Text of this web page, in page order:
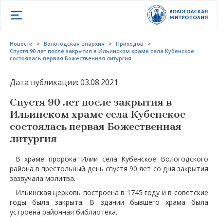
Открыть меню
Новости > Вологодская епархия > Приходов
>
Спустя 90 лет после закрытия в Ильинском храме села Кубенское
состоялась первая Божественная литургия
Дата публикации: 03.08.2021
Спустя 90 лет после закрытия в
Ильинском храме села Кубенское
состоялась первая Божественная
литургия
В храме пророка Илии села Кубенское Вологодского
района в престольный день спустя 90 лет со дня закрытия
зазвучала молитва.
Ильинская церковь построена в 1745 году и в советские
годы была закрыта. В здании бывшего храма была
устроена районная библиотека.